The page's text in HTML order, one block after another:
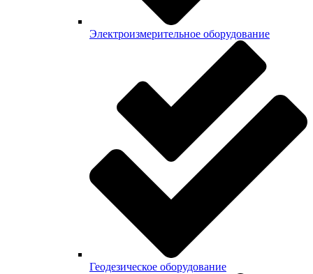
Электроизмерительное оборудование
Геодезическое оборудование